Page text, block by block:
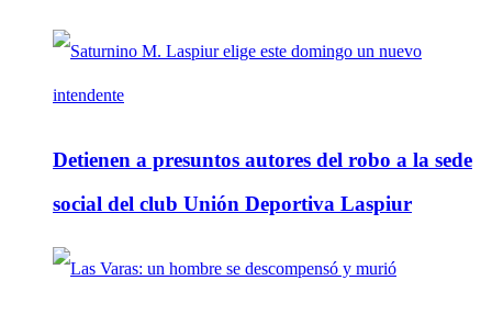
Detienen a presuntos autores del robo a la sede
social del club Unión Deportiva Laspiur